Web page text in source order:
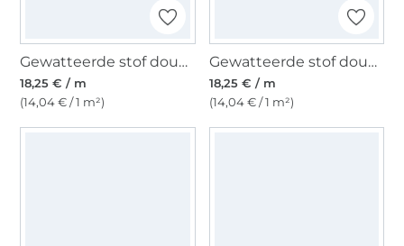
Gewatteerde stof doubleface Enjoy Copper Coast Circle Flowers, donkerblauw
18,25 € / m
(14,04 € / 1 m²)
Gewatteerde stof doubleface Enjoy Bright Horizon big flowers, lichtfuchsia
18,25 € / m
(14,04 € / 1 m²)